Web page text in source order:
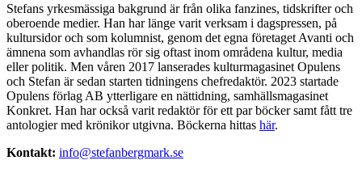
Stefans yrkesmässiga bakgrund är från olika fanzines, tidskrifter och
oberoende medier. Han har länge varit verksam i dagspressen, på
kultursidor och som kolumnist, genom det egna företaget Avanti och
ämnena som avhandlas rör sig oftast inom områdena kultur, media
eller politik. Men våren 2017 lanserades kulturmagasinet Opulens
och Stefan är sedan starten tidningens chefredaktör. 2023 startade
Opulens förlag AB ytterligare en nättidning, samhällsmagasinet
Konkret. Han har också varit redaktör för ett par böcker samt fått tre
antologier med krönikor utgivna. Böckerna hittas här.
Kontakt: info@stefanbergmark.se